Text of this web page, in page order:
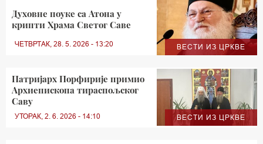
ВЕСТИ ИЗ ЦРКВЕ
Духовне поуке са Атона у
крипти Храма Светог Саве
ЧЕТВРТАК, 28. 5. 2026 - 13:20
ВЕСТИ ИЗ ЦРКВЕ
Патријарх Порфирије примио
Архиепископа тираспољског
Саву
УТОРАК, 2. 6. 2026 - 14:10